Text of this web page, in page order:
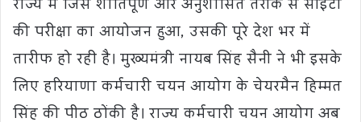
राज्य में जिस शांतिपूर्ण और अनुशासित तरीके से सीईटी
की परीक्षा का आयोजन हुआ, उसकी पूरे देश भर में
तारीफ हो रही है। मुख्यमंत्री नायब सिंह सैनी ने भी इसके
लिए हरियाणा कर्मचारी चयन आयोग के चेयरमैन हिम्मत
सिंह की पीठ ठोंकी है। राज्य कर्मचारी चयन आयोग अब